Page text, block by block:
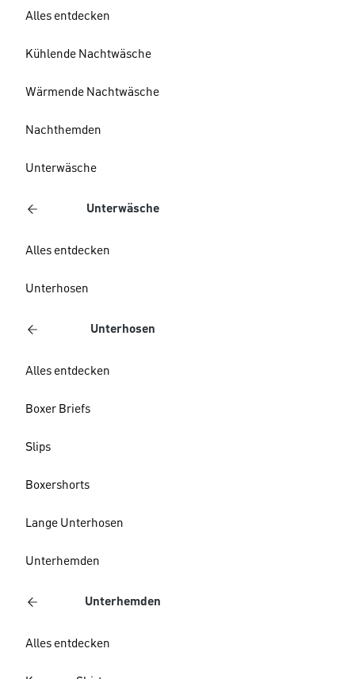
Alles entdecken
Kühlende Nachtwäsche
Wärmende Nachtwäsche
Nachthemden
Unterwäsche
Unterwäsche
Alles entdecken
Unterhosen
Unterhosen
Alles entdecken
Boxer Briefs
Slips
Boxershorts
Lange Unterhosen
Unterhemden
Unterhemden
Alles entdecken